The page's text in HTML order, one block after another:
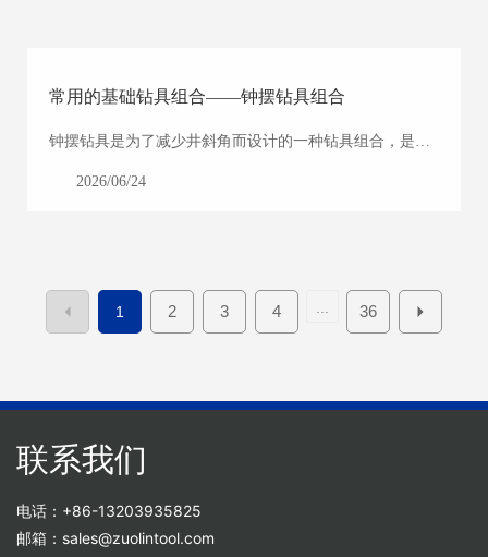
常用的基础钻具组合——钟摆钻具组合
钟摆钻具是为了减少井斜角而设计的一种钻具组合，是利
的一侧，以达到逐渐减小井斜的效果。
2026/06/24
1 2 3 4 ... 36
联系我们
电话：+86-13203935825
邮箱：sales@zuolintool.com